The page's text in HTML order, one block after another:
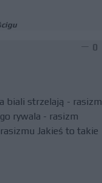
0
biali strzelają - rasizm
rywala - rasizm
Jakieś to takie